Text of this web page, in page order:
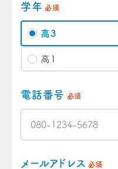
学年 必須
高3
高1
電話番号 必須
メールアドレス 必須